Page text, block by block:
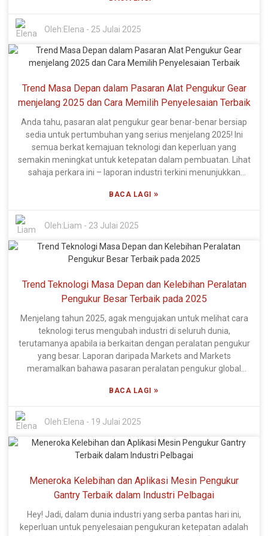
Co., Ltd. benar-benar mengetuai pertuduhan di sini. Mereka
mempunyai pasukan R&D yang mengagumkan, dengan lebih
60% orang mereka adalah profesional mahir dalam bidang
tersebut. Dan dapatkan ini—lebih daripada 20% pasukan
komitmen yang serius untuk terus berada di hadapan dan
menawarkan penyelesaian pengukur berteknologi tinggi.
pilihan Peralatan Pengukur Besar terbaik di luar sana,
memudahkan anda mencari produk yang paling boleh
dipercayai dan termaju di pasaran.
Oleh:Elena - 25 Julai 2025
Trend Masa Depan dalam Pasaran Alat Pengukur Gear
menjelang 2025 dan Cara Memilih Penyelesaian Terbaik
Anda tahu, pasaran alat pengukur gear benar-benar bersiap
sedia untuk pertumbuhan yang serius menjelang 2025! Ini
semua berkat kemajuan teknologi dan keperluan yang
semakin meningkat untuk ketepatan dalam pembuatan. Lihat
sahaja perkara ini – laporan industri terkini menunjukkan
mencecah sekitar USD 1.5 bilion menjelang 2025! Itu
besar sebanyak 6.2% sejak 2020. Lonjakan ini disebabkan
pengukuran yang sangat tepat, terutamanya dalam industri
seperti automotif, aeroangkasa dan jentera. Memandangkan
menyelaraskan operasi, memilih alat pengukur gear yang
betul adalah sangat penting. Ambil Xi'an DIPSEC Metrology
lebih 60% daripada pasukan mereka memfokuskan pada
R&D, yang menunjukkan betapa seriusnya mereka terhadap
kepakaran teknikal. Mereka benar-benar berada di tempat
yang bagus untuk melancarkan penyelesaian inovatif.
Dengan memanfaatkan hak harta intelek bebas mereka,
mereka bersedia untuk menangani perubahan keperluan
ketepatan.
BACA LAGI»
Oleh: Liam - 23 Julai 2025
Trend Teknologi Masa Depan dan Kelebihan Peralatan
Pengukur Besar Terbaik pada 2025
Menjelang tahun 2025, agak mengujakan untuk melihat cara
teknologi terus mengubah industri di seluruh dunia,
terutamanya apabila ia berkaitan dengan peralatan pengukur
yang besar. Laporan daripada Markets and Markets
meramalkan bahawa pasaran peralatan pengukur global
berkembang pada 7.2% yang kukuh setiap tahun.
baharu dalam teknologi pengukuran ketepatan dan
peningkatan permintaan untuk instrumen ketepatan
terkemuka dalam bidang seperti aeroangkasa, automotif dan
pembuatan—agak kemas, bukan? Xi'an DIPSEC Metrology
dalam bidang ini. Pasukan R&D mereka berdedikasi, dan
dapatkan ini—lebih 60% orang mereka adalah profesional
besar yang canggih. Selain itu, syarikat itu berbangga kerana
mempunyai hak harta intelek mereka sendiri, yang
BACA LAGI»
Oleh:Elena - 19 Julai 2025
Meneroka Kelebihan dan Aplikasi Mesin Pengukur
Gantry Terbaik dalam Industri Pelbagai
Hey! Jadi, dalam dunia industri yang serba pantas hari ini,
keperluan untuk penyelesaian pengukuran ketepatan adalah